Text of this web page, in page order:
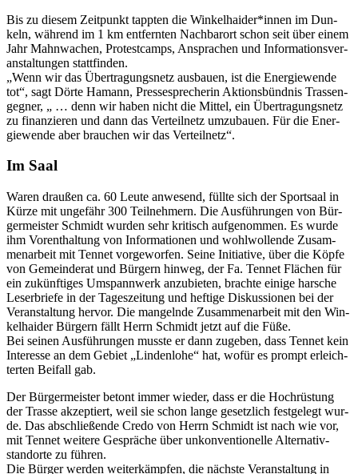
Bis zu die­sem Zeit­punkt tapp­ten die Winkelhaider*innen im Dun­
keln, wäh­rend im 1 km ent­fern­ten Nach­bar­ort schon seit über einem
Jahr Mahn­wa­chen, Pro­test­camps, Anspra­chen und Infor­ma­ti­ons­ver­
an­stal­tun­gen stattfinden.
„Wenn wir das Über­tra­gungs­netz aus­bau­en, ist die Ener­gie­wen­de
tot“, sagt Dör­te Hamann, Pres­se­spre­che­rin Akti­ons­bünd­nis Tras­sen­
geg­ner, „ … denn wir haben nicht die Mit­tel, ein Über­tra­gungs­netz
zu finan­zie­ren und dann das Ver­teil­netz umzu­bau­en. Für die Ener­
gie­wen­de aber brau­chen wir das Verteilnetz“.
Im Saal
Waren drau­ßen ca. 60 Leu­te anwe­send, füll­te sich der Sport­saal in
Kür­ze mit unge­fähr 300 Teil­neh­mern. Die Aus­füh­run­gen von Bür­
ger­meis­ter Schmidt wur­den sehr kri­tisch auf­ge­nom­men. Es wur­de
ihm Vor­ent­hal­tung von Infor­ma­tio­nen und wohl­wol­len­de Zusam­
men­ar­beit mit Ten­net vor­ge­wor­fen. Sei­ne Initia­ti­ve, über die Köp­fe
von Gemein­de­rat und Bür­gern hin­weg, der Fa. Ten­net Flä­chen für
ein zukünf­ti­ges Umspann­werk anzu­bie­ten, brach­te eini­ge har­sche
Leser­brie­fe in der Tages­zei­tung und hef­ti­ge Dis­kus­sio­nen bei der
Ver­an­stal­tung her­vor. Die man­geln­de Zusam­men­ar­beit mit den Win­
kel­hai­der Bür­gern fällt Herrn Schmidt jetzt auf die Füße.
Bei sei­nen Aus­füh­run­gen muss­te er dann zuge­ben, dass Ten­net kein
Inter­es­se an dem Gebiet „Lin­den­lo­he“ hat, wofür es prompt erleich­
ter­ten Bei­fall gab.
Der Bür­ger­meis­ter betont immer wie­der, dass er die Hoch­rüs­tung
der Tras­se akzep­tiert, weil sie schon lan­ge gesetz­lich fest­ge­legt wur­
de. Das abschlie­ßen­de Cre­do von Herrn Schmidt ist nach wie vor,
mit Ten­net wei­te­re Gesprä­che über unkon­ven­tio­nel­le Alter­na­tiv­
stand­or­te zu führen.
Die Bür­ger wer­den wei­ter­kämp­fen, die nächs­te Ver­an­stal­tung in